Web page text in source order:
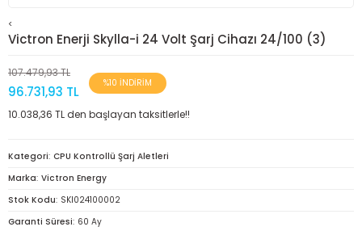
<
Victron Enerji Skylla-i 24 Volt Şarj Cihazı 24/100 (3)
107.479,93 TL
96.731,93 TL
%10 İNDİRİM
10.038,36 TL den başlayan taksitlerle!!
Kategori CPU Kontrollü Şarj Aletleri
Marka Victron Energy
Stok Kodu SKI024100002
Garanti Süresi 60 Ay